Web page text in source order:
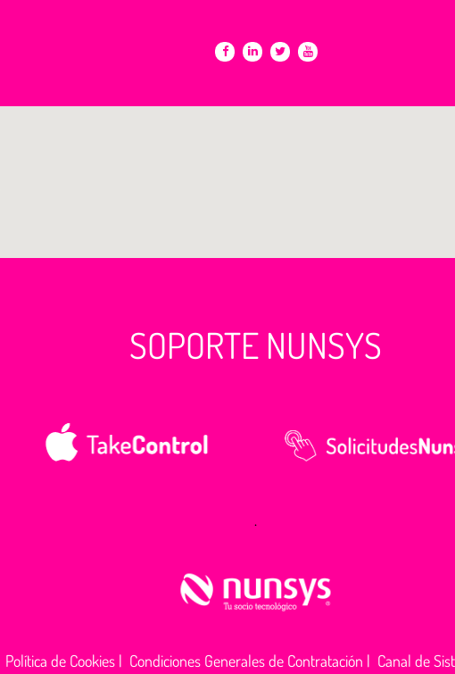
SOPORTE NUNSYS
.
Política de Cookies| Condiciones Generales de Contratación | Canal de